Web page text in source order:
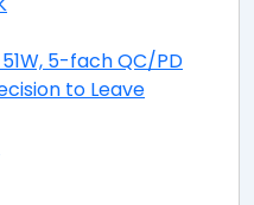
5-fach QC/PD
to Leave